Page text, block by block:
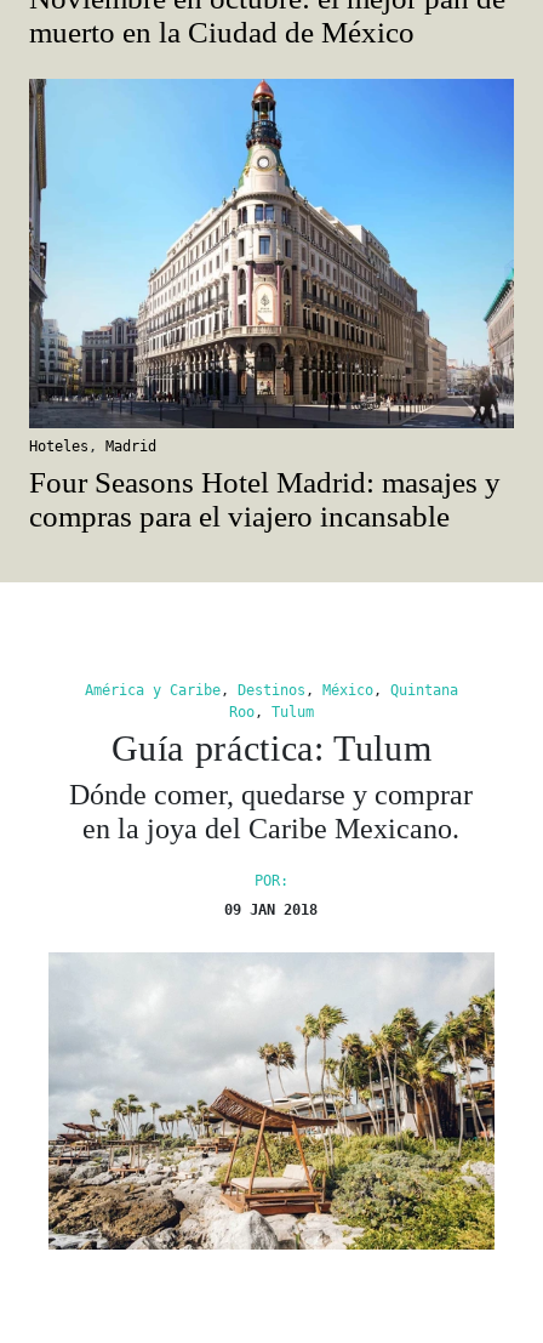
Hoteles,Madrid
Four Seasons Hotel Madrid: masajes y
compras para el viajero incansable
Guía práctica: Tulum
Dónde comer, quedarse y comprar
en la joya del Caribe Mexicano.
POR: